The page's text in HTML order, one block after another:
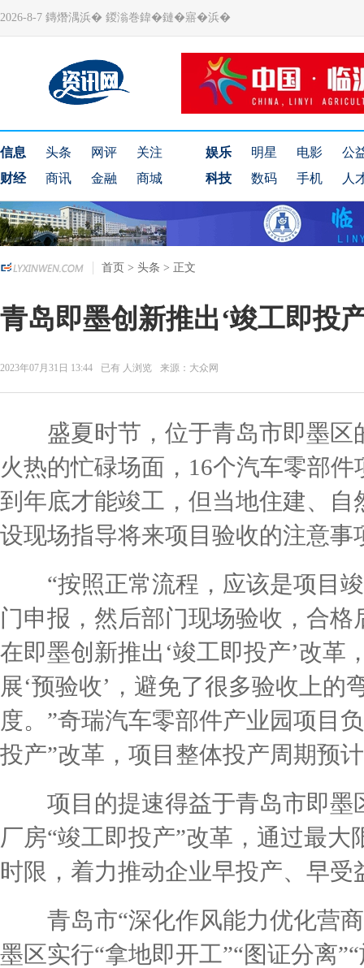
2026-8-7 鏄熸湡浜� 鍐滃巻鍏�鏈�寤�浜�
信息 头条 网评
关注
财经
商讯 金融 商城
娱乐 明星 电影
公
科技
数码 手机 人
首页 > 头条 > 正文
青岛即墨创新推出‘竣工即投
2023年07月31日 13:44 已有 人浏览 来源：大众网
盛夏时节，位于青岛市即墨区
火热的忙碌场面，16个汽车零部
到年底才能竣工，但当地住建、
设现场指导将来项目验收的注意事
“按照正常流程，应该是项目竣
门申报，然后部门现场验收，合
在即墨创新推出‘竣工即投产’改革
展‘预验收’，避免了很多验收上
度。”奇瑞汽车零部件产业园项目
投产”改革，项目整体投产周期预
项目的提速得益于青岛市即墨
厂房“竣工即投产”改革，通过最
时限，着力推动企业早投产、早受
青岛市“深化作风能力优化营商
墨区实行“拿地即开工”“图证分离